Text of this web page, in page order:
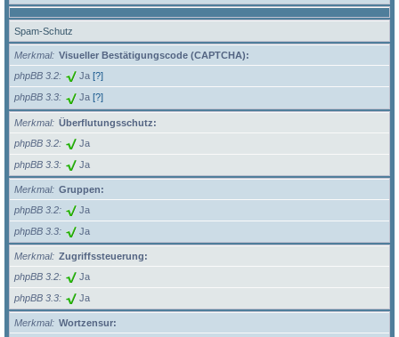
Spam-Schutz
Merkmal
Visueller Bestätigungscode (CAPTCHA):
phpBB 3.2
Ja [?]
phpBB 3.3 Ja [?]
Merkmal
Überflutungsschutz:
phpBB 3.2
Ja
phpBB 3.3 Ja
Merkmal
Gruppen:
phpBB 3.2
Ja
phpBB 3.3 Ja
Merkmal
Zugriffssteuerung:
phpBB 3.2
Ja
phpBB 3.3 Ja
Merkmal
Wortzensur: